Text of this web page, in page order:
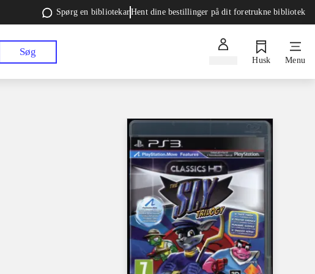
Spørg en bibliotekarHent dine bestillinger på dit foretrukne bibliotek
Søg
Husk Menu